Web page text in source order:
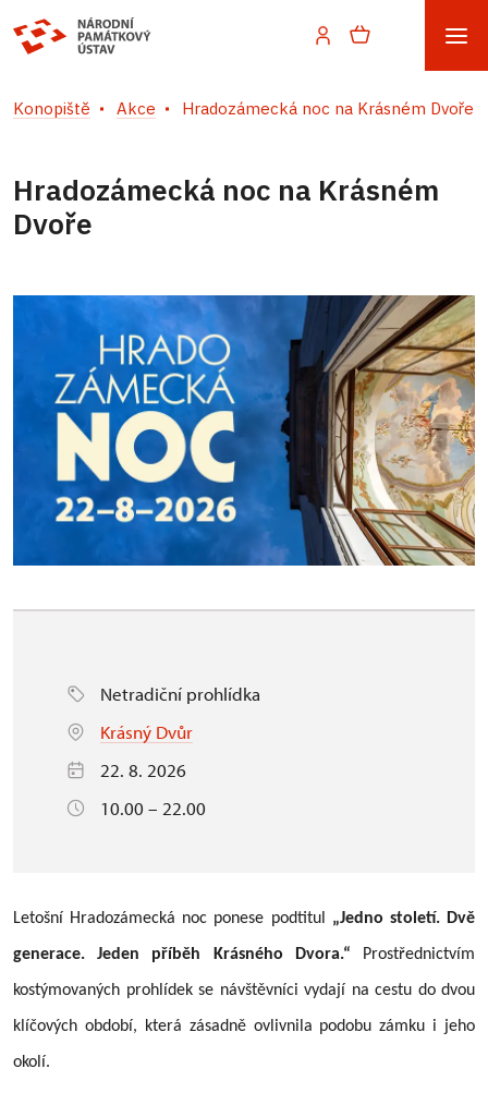
Konopiště Akce Hradozámecká noc na Krásném Dvoře
Hradozámecká noc na Krásném
Dvoře
Netradiční prohlídka
Krásný Dvůr
22. 8. 2026
10.00 – 22.00
Letošní Hradozámecká noc ponese podtitul „Jedno století. Dvě
generace. Jeden příběh Krásného Dvora.“ Prostřednictvím
kostýmovaných prohlídek se návštěvníci vydají na cestu do dvou
klíčových období, která zásadně ovlivnila podobu zámku i jeho
okolí.